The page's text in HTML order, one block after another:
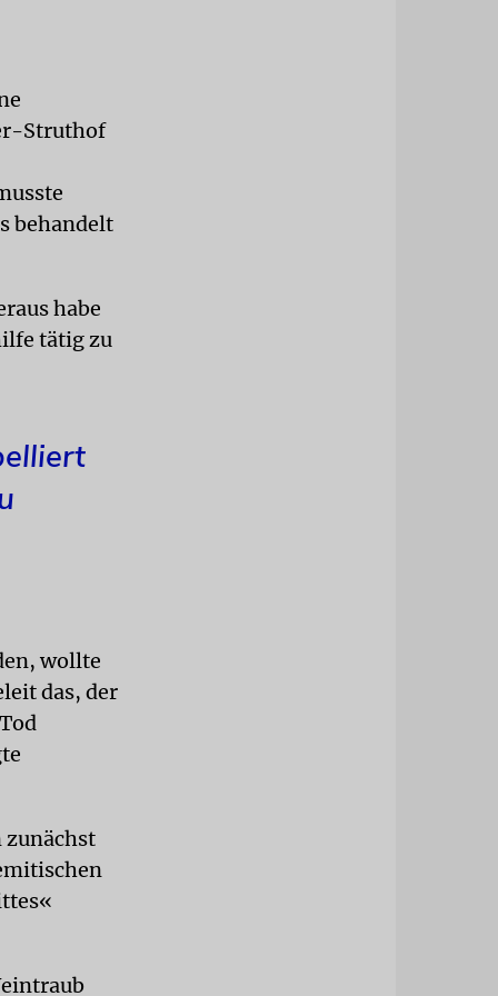
Struthof
behandelt
habe
tätig zu
wollte
das, der